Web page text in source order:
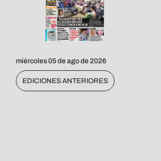
miércoles 05 de ago de 2026
EDICIONES ANTERIORES